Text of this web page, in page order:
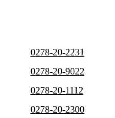
0278-20-2231
0278-20-9022
0278-20-1112
0278-20-2300